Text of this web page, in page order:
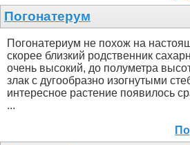
Погонатерум
Погонатериум не похож на
скорее близкий родственник
очень высокий, до полуметра
злак с дугообразно изогнутыми
интересное растение появилось
...